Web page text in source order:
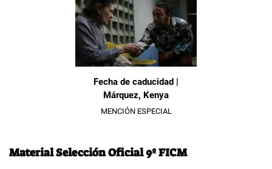
Fecha de caducidad |
Márquez, Kenya
MENCIÓN ESPECIAL
Material Selección Oficial 9º FICM